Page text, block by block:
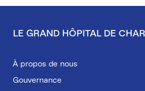
de
page
LE GRAND HÔPITAL DE
À propos de nous
Gouvernance